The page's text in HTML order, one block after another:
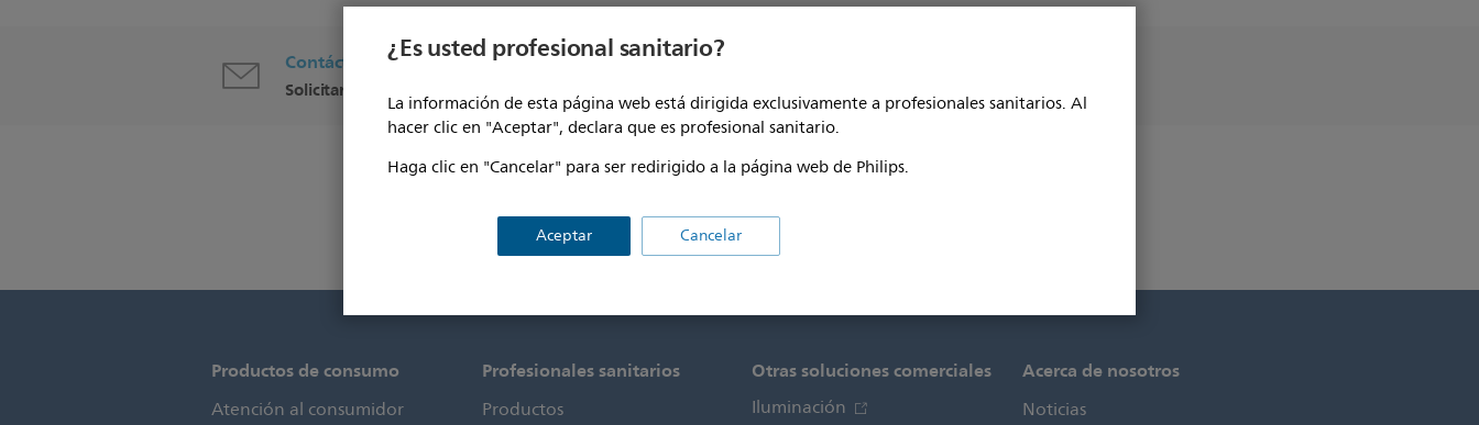
¿Es usted profesional sanitario?
La información de esta página web está dirigida exclusivamente a profesionales sanitarios. Al
hacer clic en "Aceptar", declara que es profesional sanitario.
Haga clic en "Cancelar" para ser redirigido a la página web de Philips.
Aceptar Cancelar
Contáctenos
Solicitar contacto
Productos de consumo
Atención al consumidor
Profesionales sanitarios
Productos
Otras soluciones comerciales
Iluminación
Acerca de nosotros
Noticias